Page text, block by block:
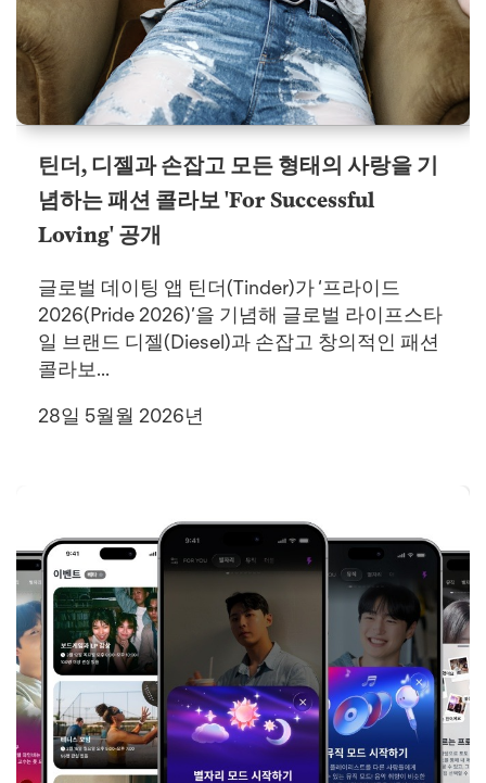
틴더, 디젤과 손잡고 모든 형태의 사랑을 기
념하는 패션 콜라보 'For Successful
Loving' 공개
글로벌 데이팅 앱 틴더(Tinder)가 ‘프라이드
2026(Pride 2026)’을 기념해 글로벌 라이프스타
일 브랜드 디젤(Diesel)과 손잡고 창의적인 패션
콜라보...
28일 5월월 2026년